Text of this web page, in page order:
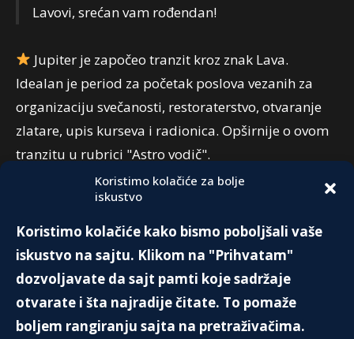
Koristimo kolačiće za bolje
iskustvo
Koristimo kolačiće kako bismo poboljšali vaše
iskustvo na sajtu. Klikom na "Prihvatam"
dozvoljavate da sajt pamti koje sadržaje
otvarate i šta najradije čitate. To pomaže
boljem rangiranju sajta na pretraživačima.
Lavovi, srećan vam rođendan!
Jupiter je započeo tranzit kroz znak Lava.
Idealan je period za početak poslova vezanih za
organizaciju svečanosti, restoraterstvo, otvaranje
zlatare, upis kurseva i radionica. Opširnije o ovom
tranzitu u rubrici "Astro vodič".
COINCIDENCE – THE WORLD
GREATEST AIRPLANE DISASTERS
14. Decembra 2020.